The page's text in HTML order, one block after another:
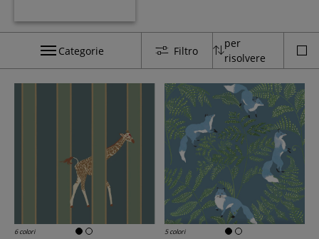
Categorie Filtro
per
risolvere
6 colori 5 colori